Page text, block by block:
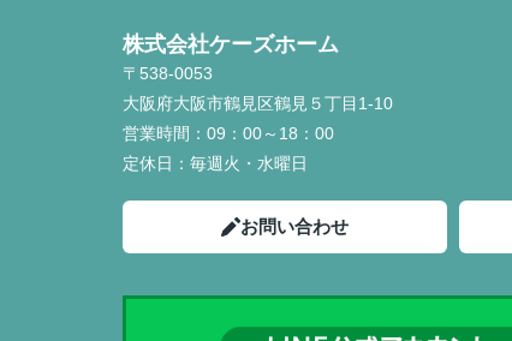
株式会社ケーズホーム
〒538-0053
大阪府大阪市鶴見区鶴見５丁目1-10
営業時間： 09：00～18：00
定休日： 毎週火・水曜日
お問い合わせ